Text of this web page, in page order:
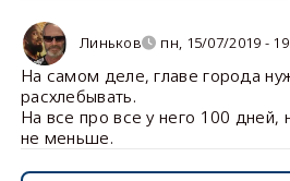
Линьков пн, 15/07/2019 -
На самом деле, главе города
расхлебывать.
На все про все у него 100 дней,
не меньше.